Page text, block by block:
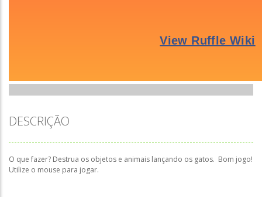
DESCRIÇÃO
O que fazer? Destrua os objetos e animais lançando os gatos. Bom jogo!
Utilize o mouse para jogar.